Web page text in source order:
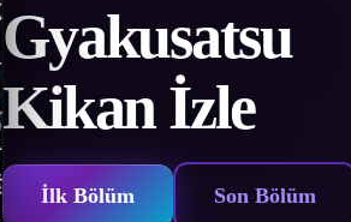
Gyakusatsu
Kikan İzle
İlk Bölüm Son Bölüm